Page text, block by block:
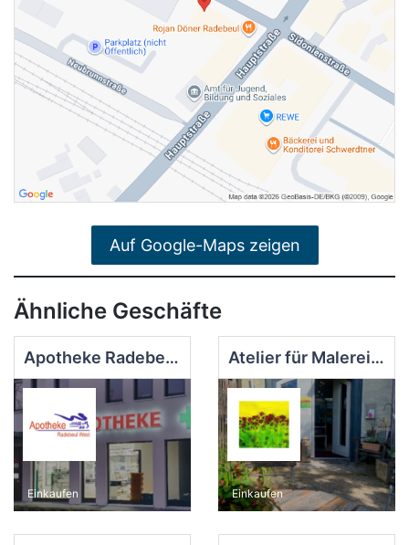
Auf Google-Maps zeigen
Ähnliche Geschäfte
Apotheke Radebeul West
Einkaufen
Atelier für Malerei und Glaskunst
Einkaufen